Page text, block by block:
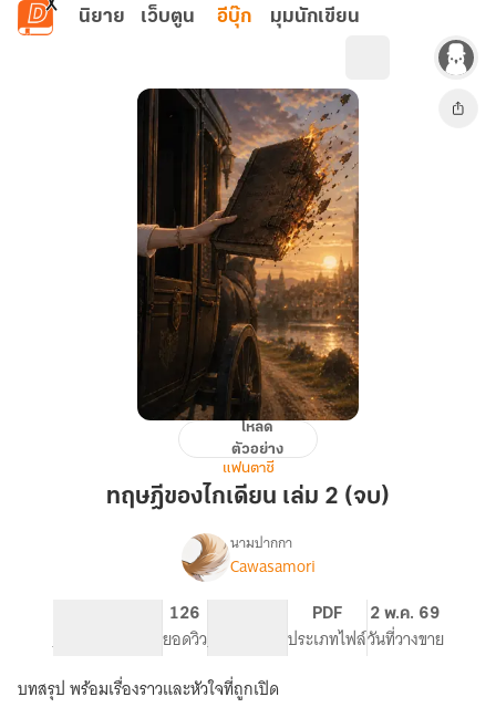
ข้ามไปยังเนื้อหาหลัก
นิยาย เว็บตูน อีบุ๊ก มุมนักเขียน
ทฤษฎี
ไก
เดีย
โหลด
ตัวอย่าง
แฟนตาซี
ทฤษฎีของไกเดียน เล่ม 2 (จบ)
เรื่อง
เล่ม
นามปากกา
Cawasamori
จำนวนหน้า (A5)
126
ยอดวิวระดับเนื้อหา
PDF
ประเภทไฟล์
2 พ.ค. 69
วันที่วางขาย
บทสรุป พร้อมเรื่องราวและหัวใจที่ถูกเปิด